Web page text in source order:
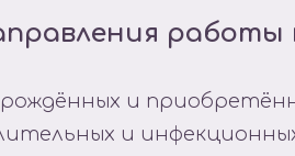
работы
и
и